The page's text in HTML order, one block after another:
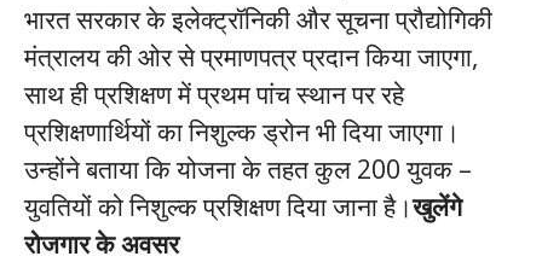
भारत सरकार के इलेक्ट्रॉनिकी और सूचना प्रौद्योगिकी
मंत्रालय की ओर से प्रमाणपत्र प्रदान किया जाएगा,
साथ ही प्रशिक्षण में प्रथम पांच स्थान पर रहे
प्रशिक्षणार्थियों का निशुल्क ड्रोन भी दिया जाएगा।
उन्होंने बताया कि योजना के तहत कुल 200 युवक –
युवतियों को निशुल्क प्रशिक्षण दिया जाना है।खुलेंगे
रोजगार के अवसर